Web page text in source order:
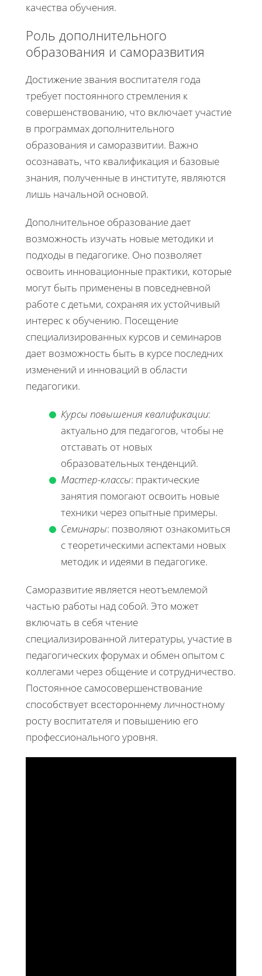
качества обучения.
Роль дополнительного
образования и саморазвития
Достижение звания воспитателя года
требует постоянного стремления к
совершенствованию, что включает участие
в программах дополнительного
образования и саморазвитии. Важно
осознавать, что квалификация и базовые
знания, полученные в институте, являются
лишь начальной основой.
Дополнительное образование дает
возможность изучать новые методики и
подходы в педагогике. Оно позволяет
освоить инновационные практики, которые
могут быть применены в повседневной
работе с детьми, сохраняя их устойчивый
интерес к обучению. Посещение
специализированных курсов и семинаров
дает возможность быть в курсе последних
изменений и инноваций в области
педагогики.
Курсы повышения квалификации:
актуально для педагогов, чтобы не
отставать от новых
образовательных тенденций.
Мастер-классы: практические
занятия помогают освоить новые
техники через опытные примеры.
Семинары: позволяют ознакомиться
с теоретическими аспектами новых
методик и идеями в педагогике.
Саморазвитие является неотъемлемой
частью работы над собой. Это может
включать в себя чтение
специализированной литературы, участие в
педагогических форумах и обмен опытом с
коллегами через общение и сотрудничество.
Постоянное самосовершенствование
способствует всестороннему личностному
росту воспитателя и повышению его
профессионального уровня.